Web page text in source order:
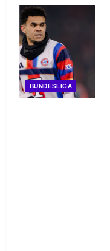
BUNDESLIGA